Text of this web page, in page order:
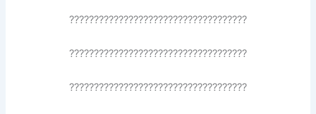
????????????????????????????????????
????????????????????????????????????
????????????????????????????????????